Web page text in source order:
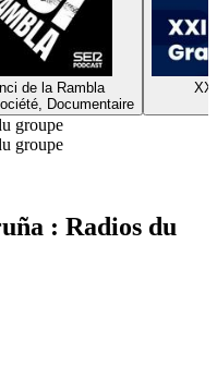
de la Rambla
Documentaire
groupe
groupe
: Radios du